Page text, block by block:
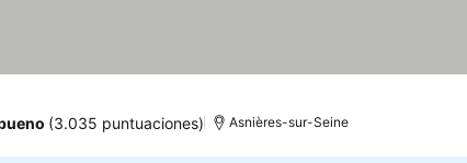
(3.035 puntuaciones) Asnières-sur-Seine